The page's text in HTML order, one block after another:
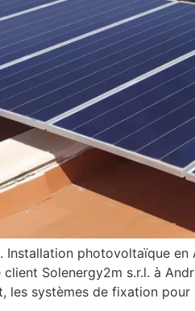
Installation photovoltaïque en
Solenergy2m s.r.l. à
les systèmes de fixation